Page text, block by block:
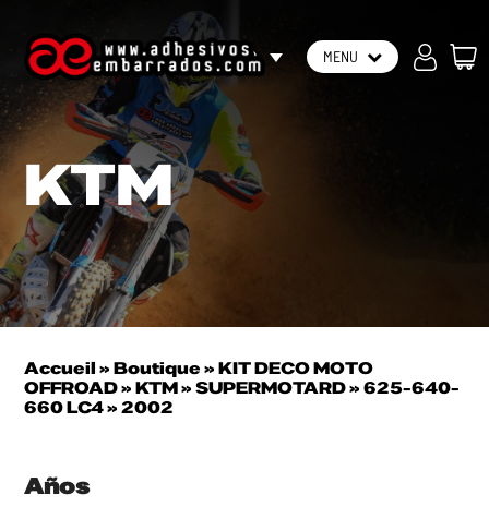
FR MENU
KTM
Accueil » Boutique » KIT DECO MOTO
OFFROAD » KTM »SUPERMOTARD »625-640-
660 LC4 »2002
Años